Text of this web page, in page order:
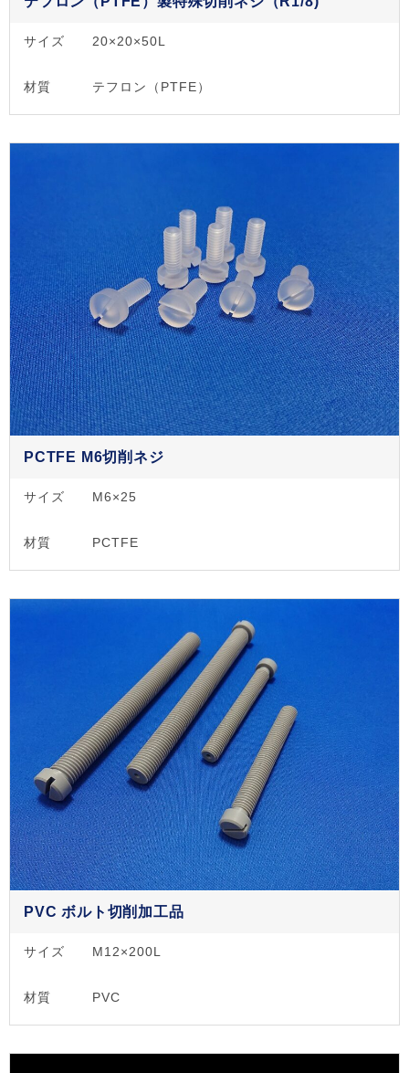
サイズ 20×20×50L
材質 テフロン（PTFE）
PCTFE M6切削ネジ
サイズ M6×25
材質 PCTFE
PVC ボルト切削加工品
サイズ M12×200L
材質 PVC